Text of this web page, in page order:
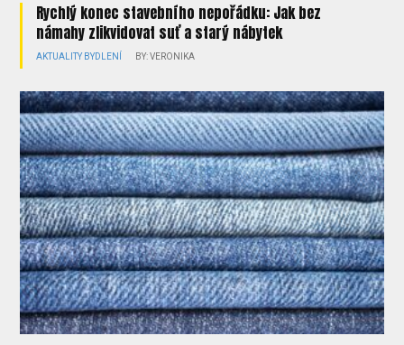
Rychlý konec stavebního nepořádku: Jak bez
námahy zlikvidovat suť a starý nábytek
AKTUALITY BYDLENÍ BY: VERONIKA